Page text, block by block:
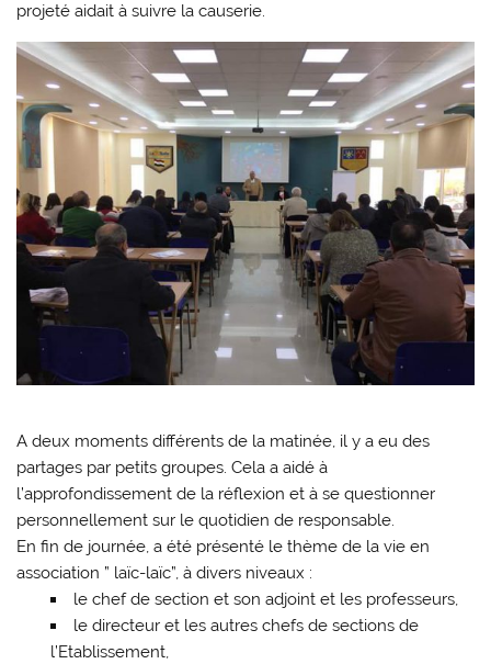
projeté aidait à suivre la causerie.
A deux moments différents de la matinée, il y a eu des
partages par petits groupes. Cela a aidé à
l’approfondissement de la réflexion et à se questionner
personnellement sur le quotidien de responsable.
En fin de journée, a été présenté le thème de la vie en
association ” laïc-laïc”, à divers niveaux :
le chef de section et son adjoint et les professeurs,
le directeur et les autres chefs de sections de
l’Etablissement,